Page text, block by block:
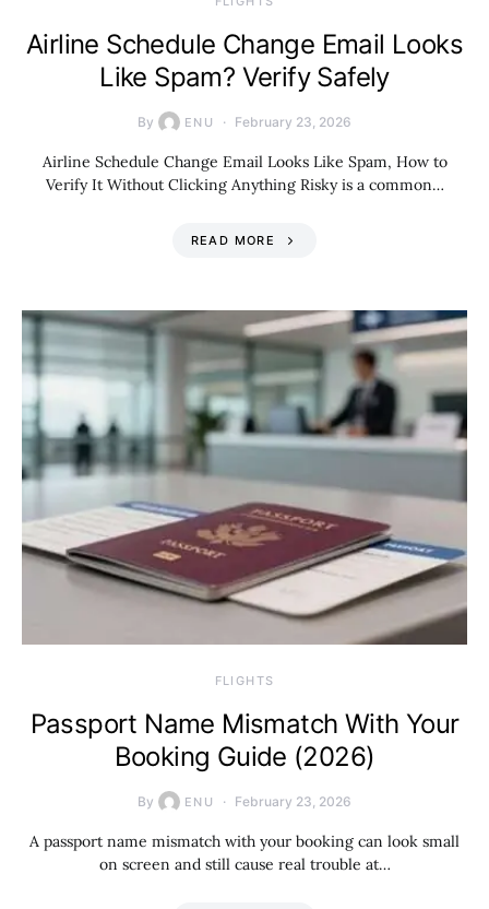
Airline Schedule Change Email Looks
Like Spam? Verify Safely
By ENU February 23, 2026
Airline Schedule Change Email Looks Like Spam, How to
Verify It Without Clicking Anything Risky is a common…
READ MORE
​FLIGHTS
Passport Name Mismatch With Your
Booking Guide (2026)
By ENU February 23, 2026
A passport name mismatch with your booking can look small
on screen and still cause real trouble at…